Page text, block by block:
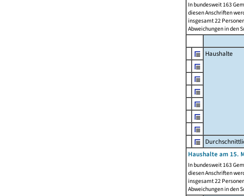
In bundesweit 163
diesen Anschriften
insgesamt 22
Abweichungen in den
Haushalte
Haushalte am 15.
In bundesweit 163
diesen Anschriften
insgesamt 22
Abweichungen in den